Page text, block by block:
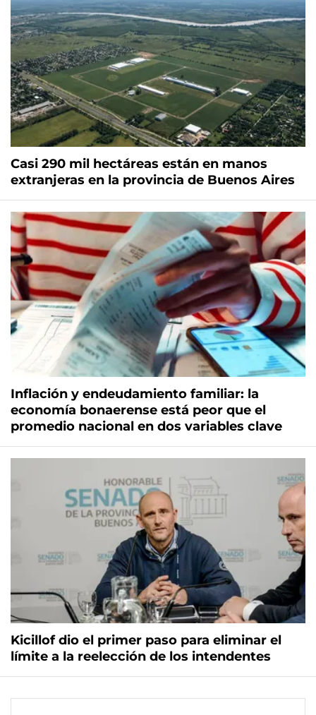
Casi 290 mil hectáreas están en manos
extranjeras en la provincia de Buenos Aires
Inflación y endeudamiento familiar: la
economía bonaerense está peor que el
promedio nacional en dos variables clave
Kicillof dio el primer paso para eliminar el
límite a la reelección de los intendentes